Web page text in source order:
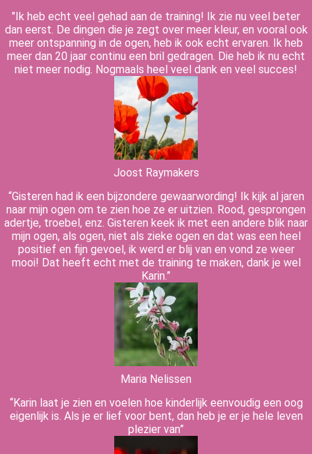
"Ik heb echt veel gehad aan de training! Ik zie nu veel beter
dan eerst. De dingen die je zegt over meer kleur, en vooral ook
meer ontspanning in de ogen, heb ik ook echt ervaren. Ik heb
meer dan 20 jaar continu een bril gedragen. Die heb ik nu echt
niet meer nodig. Nogmaals heel veel dank en veel succes!
Joost Raymakers
“Gisteren had ik een bijzondere gewaarwording! Ik kijk al jaren
naar mijn ogen om te zien hoe ze er uitzien. Rood, gesprongen
adertje, troebel, enz. Gisteren keek ik met een andere blik naar
mijn ogen, als ogen, niet als zieke ogen en dat was een heel
positief en fijn gevoel, ik werd er blij van en vond ze weer
mooi! Dat heeft echt met de training te maken, dank je wel
Karin.”
Maria Nelissen
“Karin laat je zien en voelen hoe kinderlijk eenvoudig een oog
eigenlijk is. Als je er lief voor bent, dan heb je er je hele leven
plezier van”